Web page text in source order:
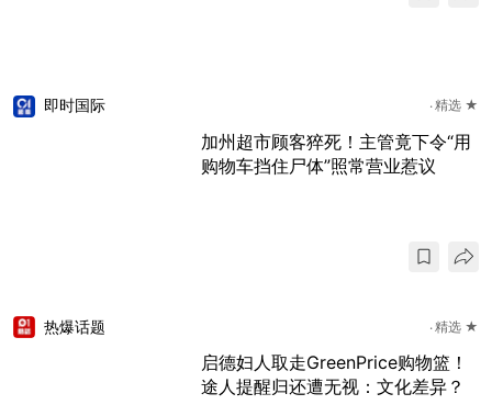
即时国际 精选 ★
加州超市顾客猝死！主管竟下令“用
购物车挡住尸体”照常营业惹议
热爆话题 精选 ★
启德妇人取走GreenPrice购物篮！
途人提醒归还遭无视：文化差异？